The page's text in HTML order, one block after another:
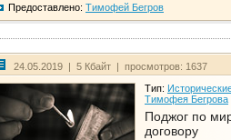
Предоставлено: Тимофей Бегров
24.05.2019 | 5 Кбайт | просмотров: 1637
Тип:
Тимофея Бегрова
Поджог по
договору